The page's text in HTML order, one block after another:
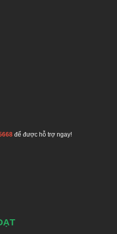
để được hỗ trợ ngay!